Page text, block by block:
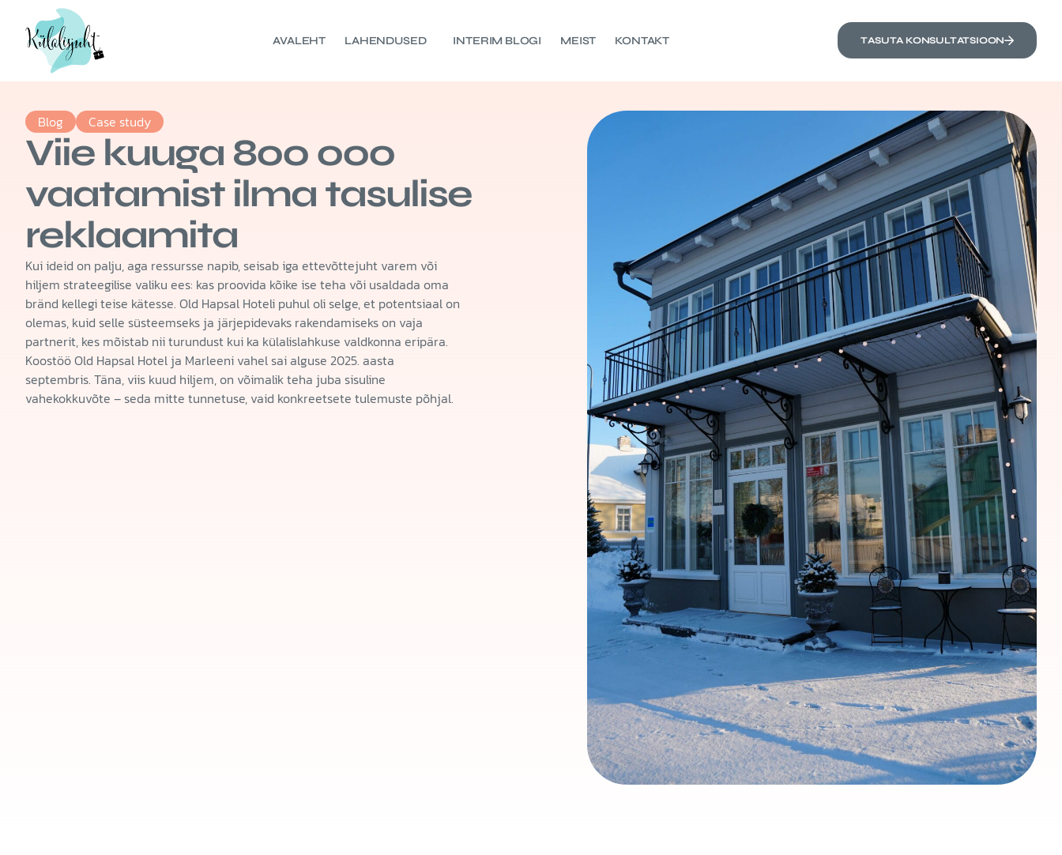
AVALEHT LAHENDUSED INTERIM BLOGI MEIST KONTAKT TASUTA KONSULTATSIOON
Blog Case study
Viie kuuga 800 000
vaatamist ilma tasulise
reklaamita
Kui ideid on palju, aga ressursse napib, seisab iga ettevõttejuht varem või
hiljem strateegilise valiku ees: kas proovida kõike ise teha või usaldada oma
bränd kellegi teise kätesse. Old Hapsal Hoteli puhul oli selge, et potentsiaal on
olemas, kuid selle süsteemseks ja järjepidevaks rakendamiseks on vaja
partnerit, kes mõistab nii turundust kui ka külalislahkuse valdkonna eripära.
Koostöö Old Hapsal Hotel ja Marleeni vahel sai alguse 2025. aasta
septembris. Täna, viis kuud hiljem, on võimalik teha juba sisuline
vahekokkuvõte – seda mitte tunnetuse, vaid konkreetsete tulemuste põhjal.